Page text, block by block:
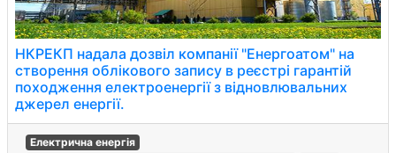
НКРЕКП надала дозвіл компанії "Енергоатом" на
створення облікового запису в реєстрі гарантій
походження електроенергії з відновлювальних
джерел енергії.
Електрична енергія